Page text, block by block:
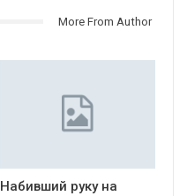
More From Author
Набивший руку на